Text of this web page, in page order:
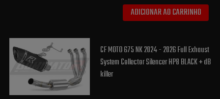
ADICIONAR AO CARRINHO
CF MOTO 675 NK 2024 - 2026 Full Exhaust
System Collector Silencer HP8 BLACK + dB
killer